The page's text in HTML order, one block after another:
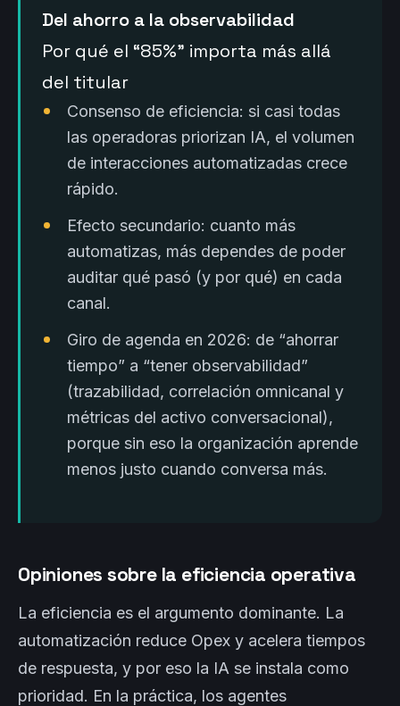
Del ahorro a la observabilidad
Por qué el “85%” importa más allá
del titular
Consenso de eficiencia: si casi todas
las operadoras priorizan IA, el volumen
de interacciones automatizadas crece
rápido.
Efecto secundario: cuanto más
automatizas, más dependes de poder
auditar qué pasó (y por qué) en cada
canal.
Giro de agenda en 2026: de “ahorrar
tiempo” a “tener observabilidad”
(trazabilidad, correlación omnicanal y
métricas del activo conversacional),
porque sin eso la organización aprende
menos justo cuando conversa más.
Opiniones sobre la eficiencia operativa
La eficiencia es el argumento dominante. La
automatización reduce Opex y acelera tiempos
de respuesta, y por eso la IA se instala como
prioridad. En la práctica, los agentes